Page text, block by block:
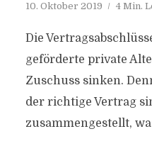
10. Oktober 2019 4 Min.
Die
geförderte private
Zuschuss sinken.
der richtige Vertrag
zusammengestellt,